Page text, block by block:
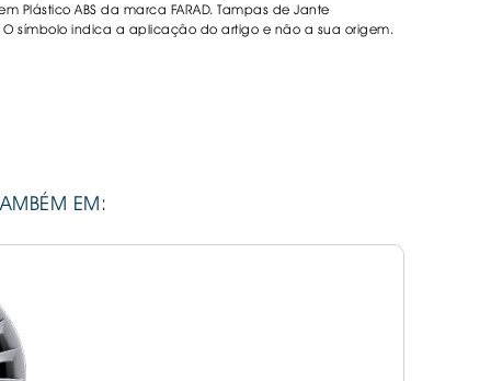
PNEUS
Plástico ABS da marca FARAD. Tampas de Jante
O símbolo indica a aplicação do artigo e não a sua origem.
EM: